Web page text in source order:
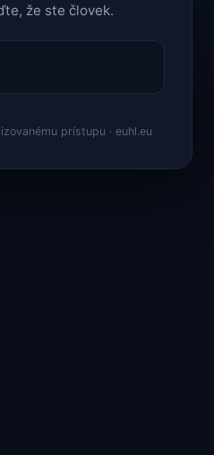
že ste človek.
prístupu · euhl.eu